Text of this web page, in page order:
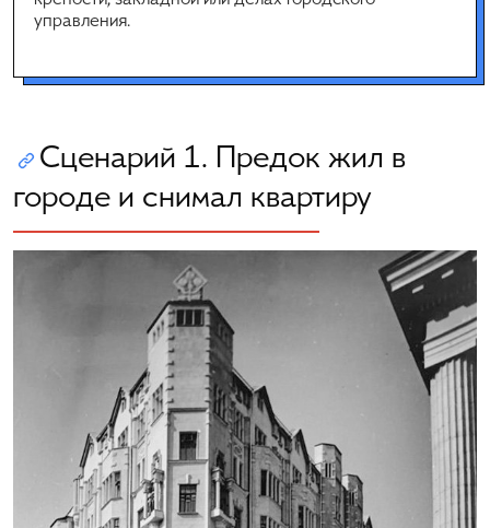
управления.
Сценарий 1. Предок жил в
городе и снимал квартиру